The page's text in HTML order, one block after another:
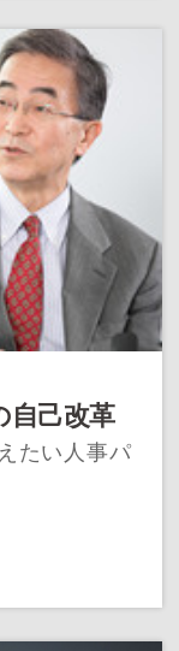
自己改革
たい人事パ